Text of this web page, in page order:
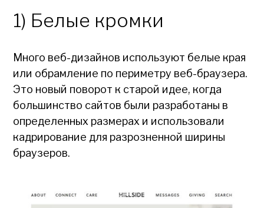
1) Белые кромки
Много веб-дизайнов используют белые края
или обрамление по периметру веб-браузера.
Это новый поворот к старой идее, когда
большинство сайтов были разработаны в
определенных размерах и использовали
кадрирование для разрозненной ширины
браузеров.